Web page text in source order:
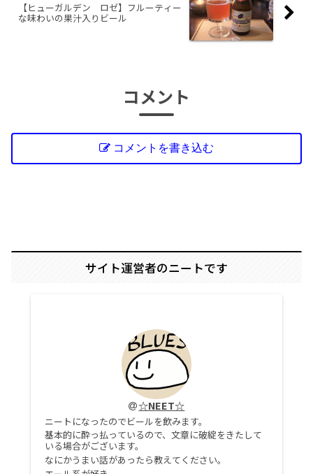
【ヒューガルデン ロゼ】フルーティー
な味わいの果汁入りビール
コメント
コメントを書き込む
サイト運営者のニートです
☆NEET☆
ニートになったのでビールを飲みます。
基本的に酔っ払っているので、文章に破綻をきたして
いる場合がございます。
なにかうまい話があったら教えてください。